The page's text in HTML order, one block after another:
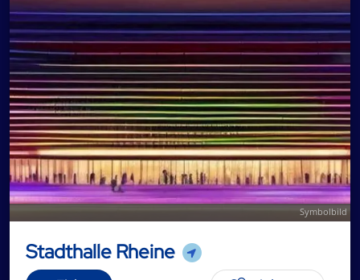
Symbolbild
Stadthalle Rheine